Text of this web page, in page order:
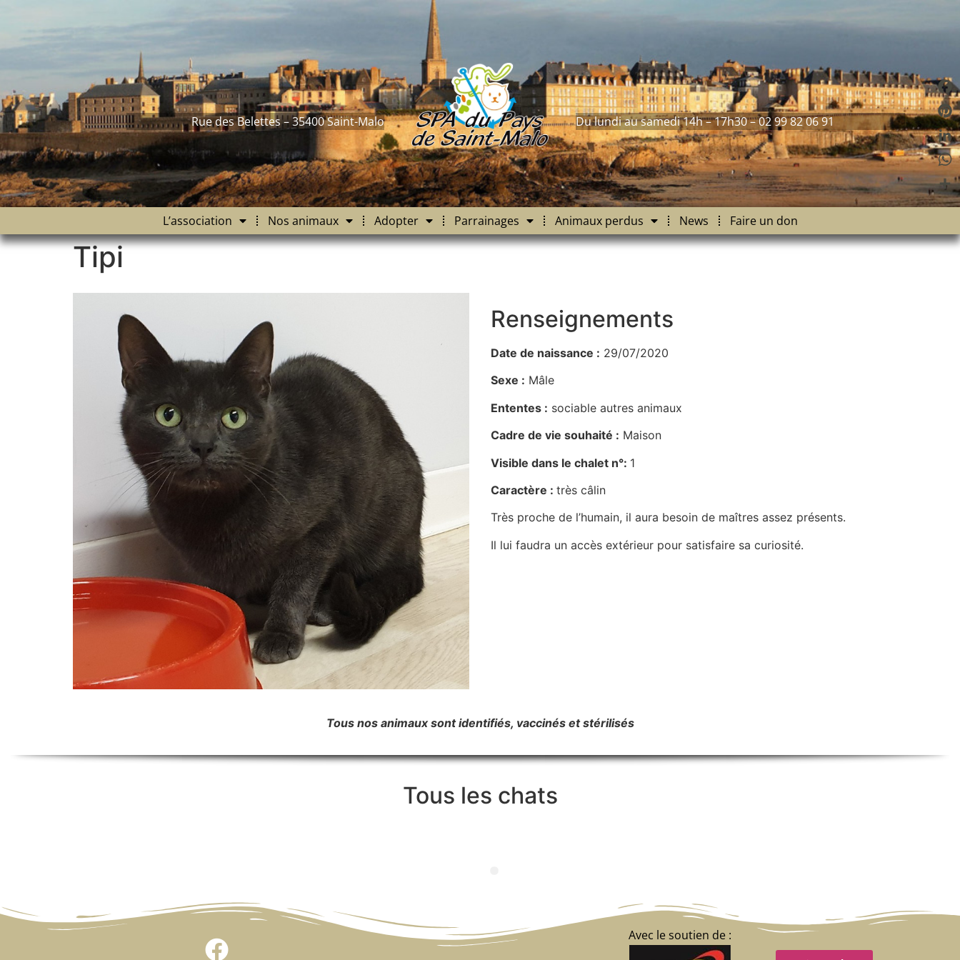
Rue des Belettes – 35400 Saint-Malo Du lundi au samedi 14h – 17h30 – 02 99 82 06 91
L’association Nos animaux Adopter Parrainages Animaux perdus News Faire un don
Tipi
Renseignements
Date de naissance : 29/07/2020
Sexe : Mâle
Ententes : sociable autres animaux
Cadre de vie souhaité : Maison
Visible dans le chalet n°: 1
Caractère : très câlin
Très proche de l’humain, il aura besoin de maîtres assez présents.
Il lui faudra un accès extérieur pour satisfaire sa curiosité.
Tous nos animaux sont identifiés, vaccinés et stérilisés
Tous les chats
Avec le soutien de :